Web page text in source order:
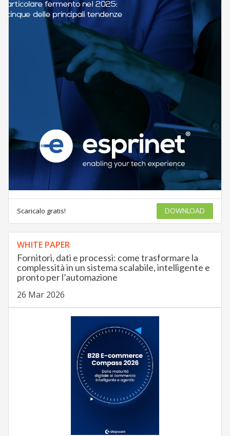
Scaricalo gratis! DOWNLOAD
WHITE PAPER
Fornitori, dati e processi: come trasformare la
complessità in un sistema scalabile, intelligente e
pronto per l’automazione
26 Mar 2026